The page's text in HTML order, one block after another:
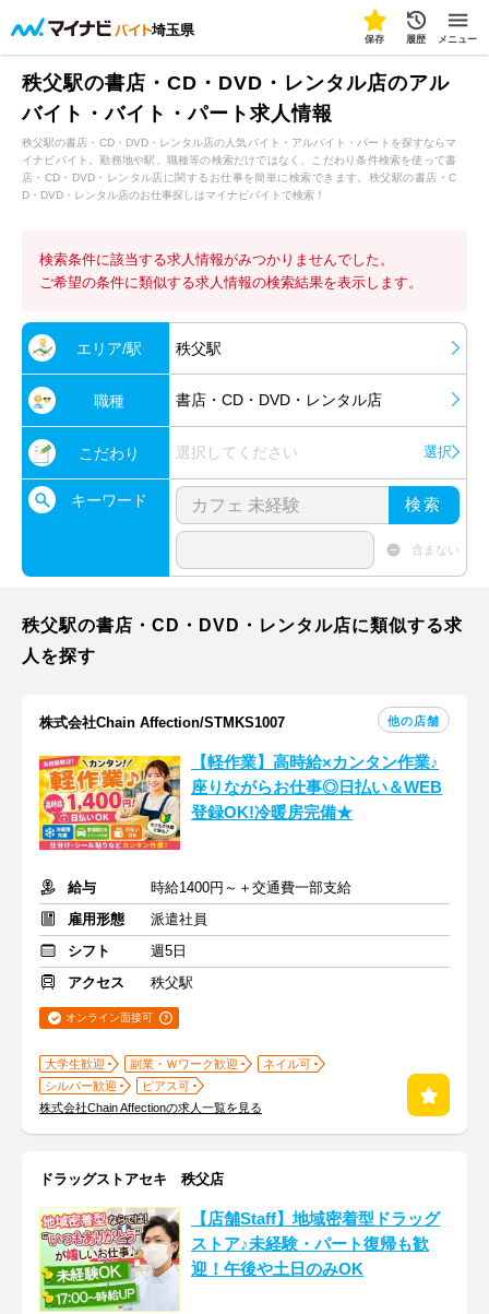
埼玉県
保存 履歴 メニュー
秩父駅の書店・CD・DVD・レンタル店のアル
バイト・バイト・パート求人情報
秩父駅の書店・CD・DVD・レンタル店の人気バイト・アルバイト・パートを探すならマ
イナビバイト。勤務地や駅、職種等の検索だけではなく、こだわり条件検索を使って書
店・CD・DVD・レンタル店に関するお仕事を簡単に検索できます。秩父駅の書店・C
D・DVD・レンタル店のお仕事探しはマイナビバイトで検索！
検索条件に該当する求人情報がみつかりませんでした。
ご希望の条件に類似する求人情報の検索結果を表示します。
エリア/駅 秩父駅
職種 書店・CD・DVD・レンタル店
こだわり 選択してください 選択
キーワード 検索
含まない
秩父駅の書店・CD・DVD・レンタル店に類似する求
人を探す
株式会社Chain Affection/STMKS1007 他の店舗
【軽作業】高時給×カンタン作業♪
座りながらお仕事◎日払い＆WEB
登録OK!冷暖房完備★
給与
時給1400円～＋交通費一部支給
雇用形態
派遣社員
シフト
週5日
アクセス
秩父駅
オンライン面接可
大学生歓迎 副業・Ｗワーク歓迎
ネイル可
シルバー歓迎
ピアス可
株式会社Chain Affectionの求人一覧を見る
ドラッグストアセキ 秩父店
【店舗Staff】地域密着型ドラッグ
ストア♪未経験・パート復帰も歓
迎！午後や土日のみOK